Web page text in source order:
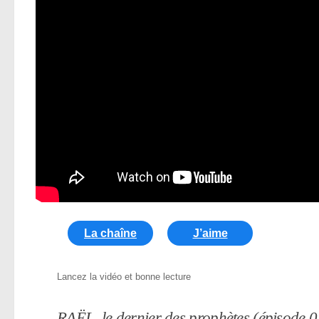
La chaîne J’aime
Lancez la vidéo et bonne lecture